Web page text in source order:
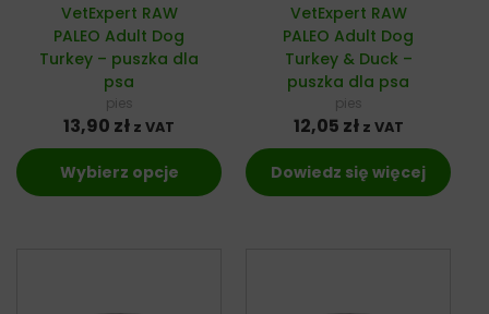
VetExpert RAW
PALEO Adult Dog
Turkey – puszka dla
psa
pies
13,90 zł z VAT
Wybierz opcje
VetExpert RAW
PALEO Adult Dog
Turkey & Duck –
puszka dla psa
pies
12,05 zł z VAT
Dowiedz się więcej